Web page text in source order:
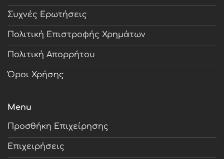
Συχνές Ερωτήσεις
Πολιτική Επιστροφής Χρημάτων
Πολιτική Απορρήτου
Όροι Χρήσης
Menu
Προσθήκη Επιχείρησης
Επιχειρήσεις